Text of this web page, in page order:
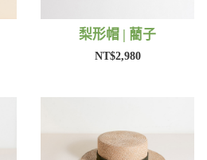
梨形帽 | 藺子
NT$2,980